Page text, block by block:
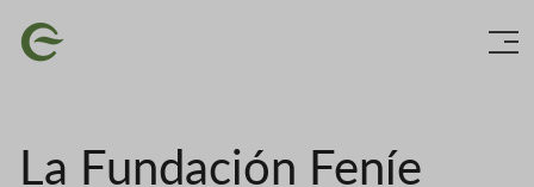
Imaxe
La Fundación Feníe